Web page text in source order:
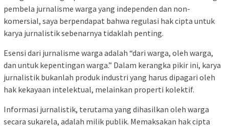
pembela jurnalisme warga yang independen dan non-
komersial, saya berpendapat bahwa regulasi hak cipta untuk
karya jurnalistik sebenarnya tidaklah penting.
Esensi dari jurnalisme warga adalah “dari warga, oleh warga,
dan untuk kepentingan warga.” Dalam kerangka pikir ini, karya
jurnalistik bukanlah produk industri yang harus dipagari oleh
hak kekayaan intelektual, melainkan properti kolektif.
Informasi jurnalistik, terutama yang dihasilkan oleh warga
secara sukarela, adalah milik publik. Memaksakan hak cipta